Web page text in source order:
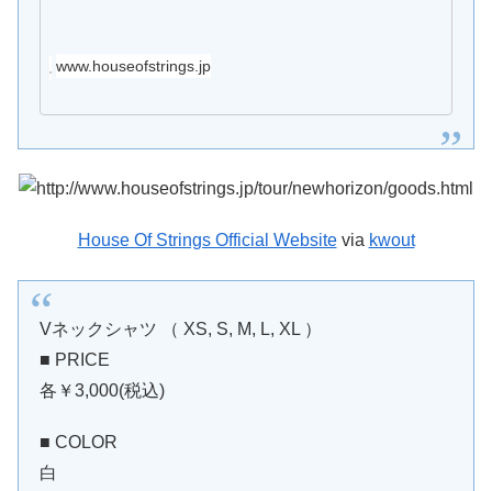
www.houseofstrings.jp
House Of Strings Official Websitevia kwout
Vネックシャツ （ XS, S, M, L, XL ）
■ PRICE
各￥3,000(税込)
■ COLOR
白